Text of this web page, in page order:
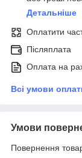
Детальніше
Оплатити
Післяплата
Оплата на
Всі умови
Умови
Повернення